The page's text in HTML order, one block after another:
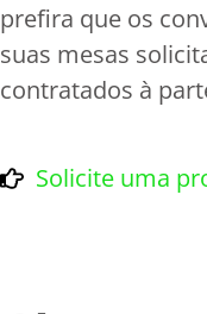
prefira que os
suas mesas
contratados à
Solicite uma